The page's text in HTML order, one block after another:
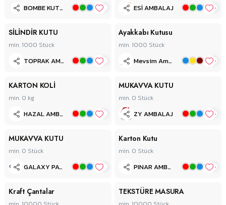
BOMBE KUTU AMBALAJ + ESİ AMBALAJ +
SİLİNDİR KUTU
min. 1000 Stück
TOPRAK AMBALAJ +
Ayakkabı Kutusu
min. 1000 Stück
Mevsim Ambalaj +
KARTON KOLİ
min. 0 kg
HAZAL AMBALAJ +
MUKAVVA KUTU
min. 0 Stück
ZY AMBALAJ +
MUKAVVA KUTU
min. 0 Stück
GALAXY PACK +
Karton Kutu
min. 0 Stück
PINAR AMBALAJ +
Kraft Çantalar TEKSTÜRE MASURA